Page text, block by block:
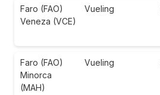
Faro (FAO)
Veneza (VCE)
Vueling
Faro (FAO)
Minorca
(MAH)
Vueling